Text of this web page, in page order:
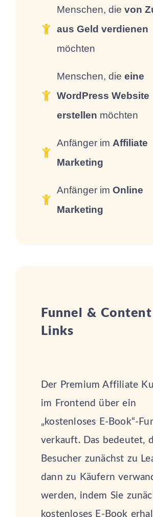
Menschen, dievon
aus Geld verdienen
möchten
Menschen, dieeine
WordPress Website
erstellen möchten
Anfänger im Affiliate
Marketing
Anfänger imOnline
Marketing
Funnel & Content
Links
Der Premium Affiliate
im Frontend über ein
„kostenloses E-Book“-
verkauft. Das bedeutet,
Besucher zunächst zu
dann zu Käufern
werden, indem Sie
kostenloses E-Book